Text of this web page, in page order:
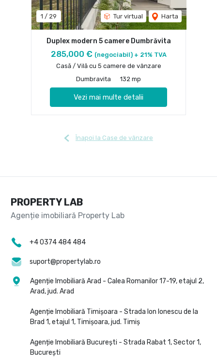
1 / 29 Tur virtual Harta
Duplex modern 5 camere Dumbrăvita
285,000 € (negociabil) + 21% TVA
Casă / Vilă cu 5 camere de vânzare
Dumbravita
132 mp
Vezi mai multe detalii
Înapoi la Case de vânzare
PROPERTY LAB
+4 0374 484 484
suport@propertylab.ro
Agenție Imobiliară Arad - Calea Romanilor 17-19, etajul 2,
Arad, jud. Arad
Agenție Imobiliară Timișoara - Strada Ion Ionescu de la
Brad 1, etajul 1, Timișoara, jud. Timiș
Agenție Imobiliară București - Strada Rabat 1, Sector 1,
București